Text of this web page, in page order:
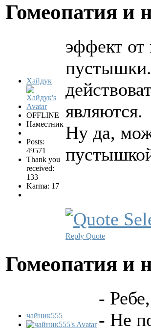
Гомеопатия и
Хайдук
OFFLINE
Наместник
Posts:
49571
Thank you
received:
133
Karma: 17
эффект от
пустышки.
являются.
Ну да,
Reply Quote
Гомеопатия и
чайник555
-
- Не